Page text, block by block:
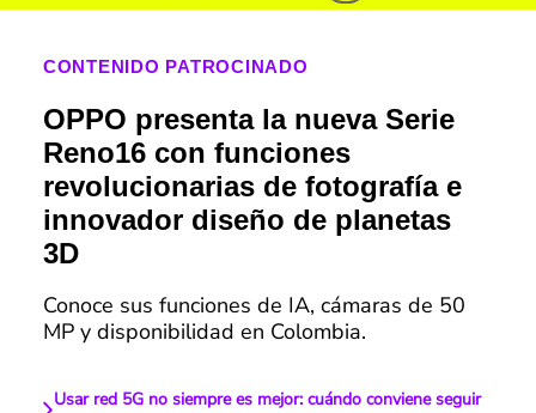
CONTENIDO PATROCINADO
OPPO presenta la nueva Serie
Reno16 con funciones
revolucionarias de fotografía e
innovador diseño de planetas
3D
Conoce sus funciones de IA, cámaras de 50
MP y disponibilidad en Colombia.
Usar red 5G no siempre es mejor: cuándo conviene seguir